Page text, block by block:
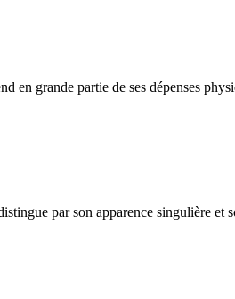
grande partie de ses dépenses
par son apparence singulière